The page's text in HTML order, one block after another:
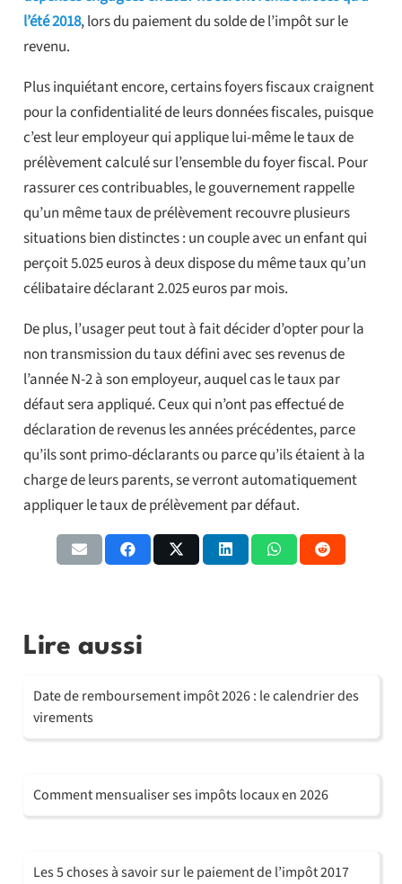
l’été 2018, lors du paiement du solde de l’impôt sur le
revenu.
Plus inquiétant encore, certains foyers fiscaux craignent
pour la confidentialité de leurs données fiscales, puisque
c’est leur employeur qui applique lui-même le taux de
prélèvement calculé sur l’ensemble du foyer fiscal. Pour
rassurer ces contribuables, le gouvernement rappelle
qu’un même taux de prélèvement recouvre plusieurs
situations bien distinctes : un couple avec un enfant qui
perçoit 5.025 euros à deux dispose du même taux qu’un
célibataire déclarant 2.025 euros par mois.
De plus, l’usager peut tout à fait décider d’opter pour la
non transmission du taux défini avec ses revenus de
l’année N-2 à son employeur, auquel cas le taux par
défaut sera appliqué. Ceux qui n’ont pas effectué de
déclaration de revenus les années précédentes, parce
qu’ils sont primo-déclarants ou parce qu’ils étaient à la
charge de leurs parents, se verront automatiquement
appliquer le taux de prélèvement par défaut.
Lire aussi
Date de remboursement impôt 2026 : le calendrier des
virements
Comment mensualiser ses impôts locaux en 2026
Les 5 choses à savoir sur le paiement de l’impôt 2017